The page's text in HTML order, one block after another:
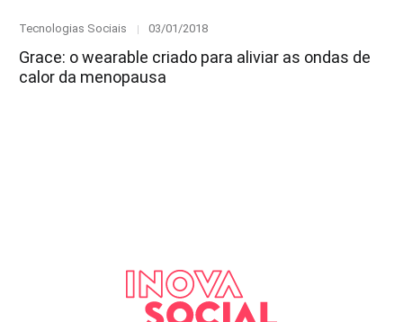
Category
Tecnologias Sociais
Posted
03/01/2018
Grace: o wearable criado para aliviar as ondas de
calor da menopausa